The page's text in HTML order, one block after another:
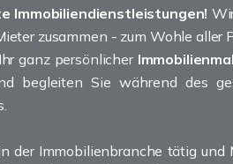
Immobiliendienstleistungen!
zusammen - zum Wohle aller
ganz persönlicher
begleiten Sie während des
der Immobilienbranche tätig und